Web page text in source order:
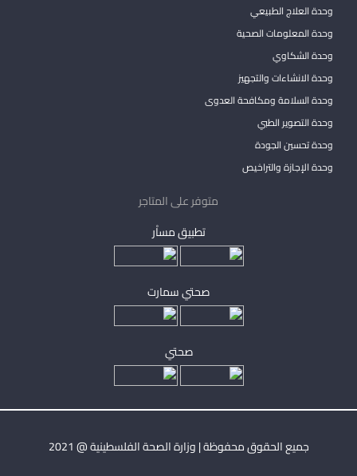
وحدة العلاج الطبيعي
وحدة المعلومات الصحية
وحدة الشكاوي
وحدة الانشاءات والتجهيز
وحدة السلامة ومكافحة العدوى
وحدة التصوير الطبي
وحدة تحسين الجودة
وحدة الإجازة والتراخيص
متوفر على المتاجر
تطبيق مساْر
صحتي سمارت
صحتي
جميع الحقوق محفوظة | وزارة الصحة الفلسطينية @ 2021